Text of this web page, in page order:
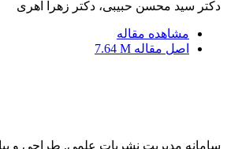
دکتر سید محسن حبیبی، دکتر زهرا اهری
مشاهده مقاله
اصل مقاله 7.64 M
سامانه مدیریت نشریات علمی. طراحی و